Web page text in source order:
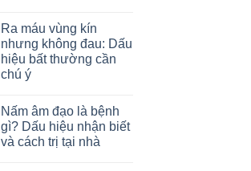
Ra máu vùng kín
nhưng không đau: Dấu
hiệu bất thường cần
chú ý
Nấm âm đạo là bệnh
gì? Dấu hiệu nhận biết
và cách trị tại nhà